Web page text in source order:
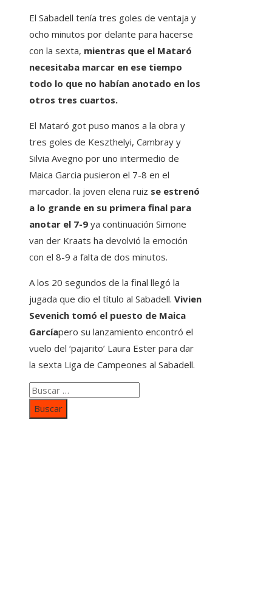
El Sabadell tenía tres goles de ventaja y
ocho minutos por delante para hacerse
con la sexta, mientras que el Mataró
necesitaba marcar en ese tiempo
todo lo que no habían anotado en los
otros tres cuartos.
El Mataró got puso manos a la obra y
tres goles de Keszthelyi, Cambray y
Silvia Avegno por uno intermedio de
Maica Garcia pusieron el 7-8 en el
marcador. la joven elena ruiz se estrenó
a lo grande en su primera final para
anotar el 7-9 ya continuación Simone
van der Kraats ha devolvió la emoción
con el 8-9 a falta de dos minutos.
A los 20 segundos de la final llegó la
jugada que dio el título al Sabadell. Vivien
Sevenich tomó el puesto de Maica
Garcíapero su lanzamiento encontró el
vuelo del ‘pajarito’ Laura Ester para dar
la sexta Liga de Campeones al Sabadell.
Buscar: